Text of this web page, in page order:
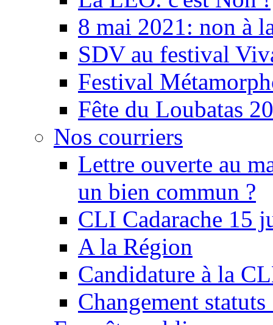
8 mai 2021: non à
SDV au festival
Festival
Fête du Loubatas
Nos courriers
Lettre ouverte au
un bien commun ?
CLI Cadarache 15
A la Région
Candidature à la
Changement